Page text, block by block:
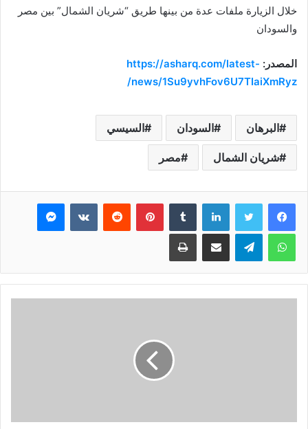
خلال الزيارة ملفات عدة من بينها طريق “شريان الشمال” بين مصر
والسودان
المصدر: https://asharq.com/latest-
news/1Su9yvhFov6U7TIaiXmRyz/
البرهان السودان السيسي
شريان الشمال مصر
فيسبوك تويتر لينكدإن بينتيريست ماسنجر
واتساب تيلقرام مشاركة عبر البريد طباعة